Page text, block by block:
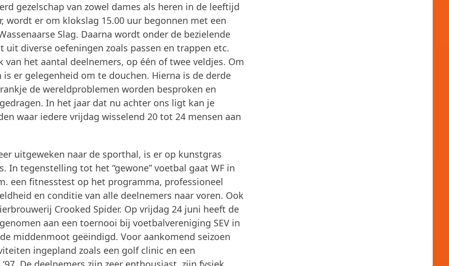
gezelschap van zowel dames als heren in de leeftijd
wordt er om klokslag 15.00 uur begonnen met een
Slag. Daarna wordt onder de bezielende
diverse oefeningen zoals passen en trappen etc.
het aantal deelnemers, op één of twee veldjes. Om
er gelegenheid om te douchen. Hierna is de derde
de wereldproblemen worden besproken en
In het jaar dat nu achter ons ligt kan je
waar iedere vrijdag wisselend 20 tot 24 mensen aan
uitgeweken naar de sporthal, is er op kunstgras
In tegenstelling tot het “gewone” voetbal gaat WF in
een fitnesstest op het programma, professioneel
en conditie van alle deelnemers naar voren. Ook
Crooked Spider. Op vrijdag 24 juni heeft de
aan een toernooi bij voetbalvereniging SEV in
middenmoot geëindigd. Voor aankomend seizoen
ingepland zoals een golf clinic en een